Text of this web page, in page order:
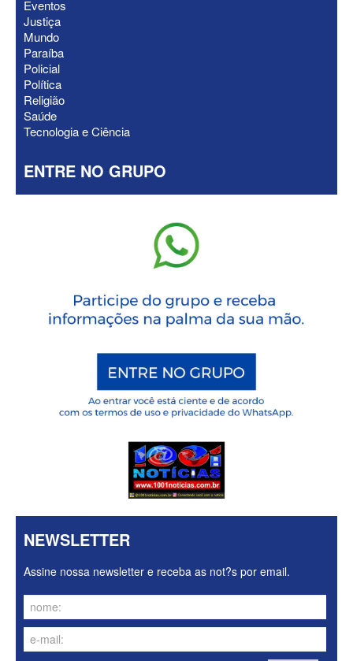
Eventos
Justiça
Mundo
Paraíba
Policial
Política
Religião
Saúde
Tecnologia e Ciência
ENTRE NO GRUPO
NEWSLETTER
Assine nossa newsletter e receba as not?s por email.